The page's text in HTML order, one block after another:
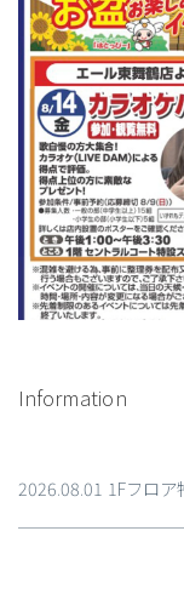
Information
2026.08.01 1Fフロ